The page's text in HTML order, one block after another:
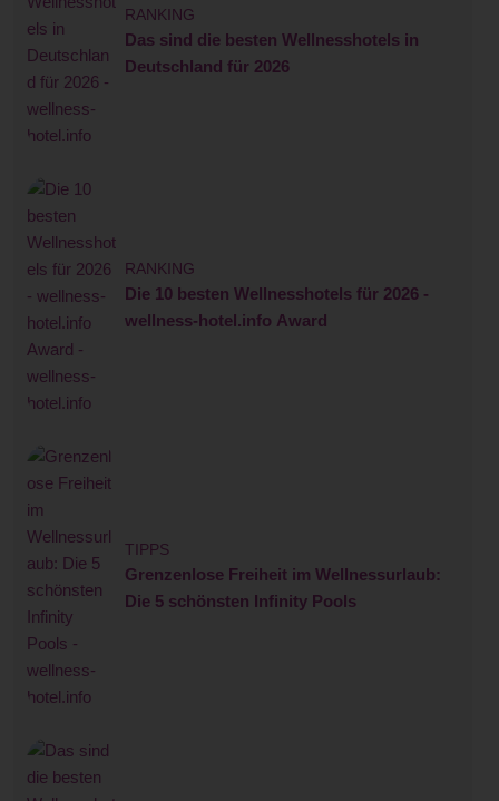
RANKING
Das sind die besten Wellnesshotels in
Deutschland für 2026
RANKING
Die 10 besten Wellnesshotels für 2026 -
wellness-hotel.info Award
TIPPS
Grenzenlose Freiheit im Wellnessurlaub:
Die 5 schönsten Infinity Pools